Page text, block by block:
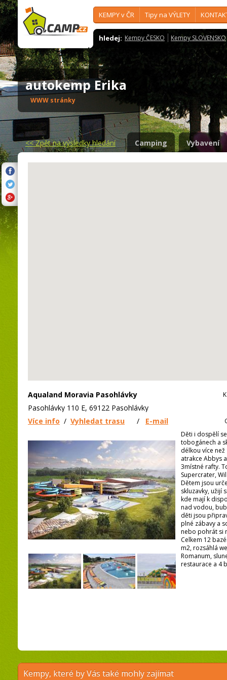
KEMPY v ČR Tipy na VÝLETY
hledej: Kempy ČESKO Kempy SLOVENSKO
autokemp Erika
WWW stránky
<<Zpět na výsledky hledání Camping Vybavení
Aqualand Moravia Pasohlávky
Pasohlávky 110 E, 69122 Pasohlávky
Více info / Vyhledat trasu / E-mail
Děti i dospělí
tobogánech a
délkou více
atrakce Abbys
3místné rafty.
Supercrater,
Dětem jsou
skluzavky, užijí
kde mají k
nad vodou,
děti jsou
plné zábavy a
nebo pohrát si
Celkem 12
m2, rozsáhlá
Romanum,
restaurace a 4
Kempy, které by Vás také mohly zajímat